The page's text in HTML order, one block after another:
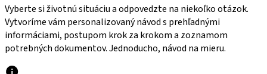
Vyberte si životnú situáciu a odpovedzte na niekoľko otázok.
Vytvoríme vám personalizovaný návod s prehľadnými
informáciami, postupom krok za krokom a zoznamom
potrebných dokumentov. Jednoducho, návod na mieru.